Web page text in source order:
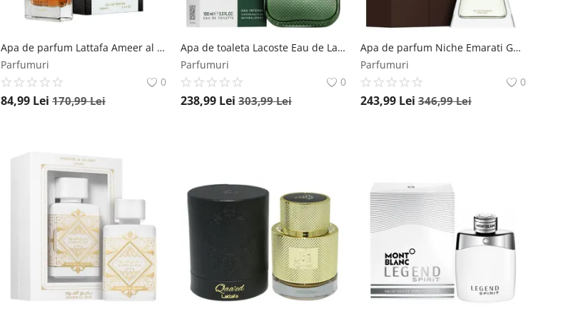
Apa de parfum Lattafa Ameer al Oudh Intense Oud, 100 ml, unisex Lattafa
Parfumuri
0
84,99 Lei 170,99Lei
Apa de toaleta Lacoste Eau de Lacoste L.12.12 Blanc Intense, 100 ml, pentru barbati Lacoste
Parfumuri
0
238,99 Lei 303,99Lei
Apa de parfum Niche Emarati Ghinwa, 100 ml, unisex Niche Emarati
Parfumuri
0
243,99 Lei 346,99Lei